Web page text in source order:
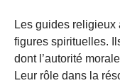
Les guides
figures spirituelles.
dont l’autorité
Leur rôle dans la